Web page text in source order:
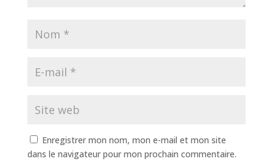
Enregistrer mon nom, mon e-mail et mon site
dans le navigateur pour mon prochain commentaire.